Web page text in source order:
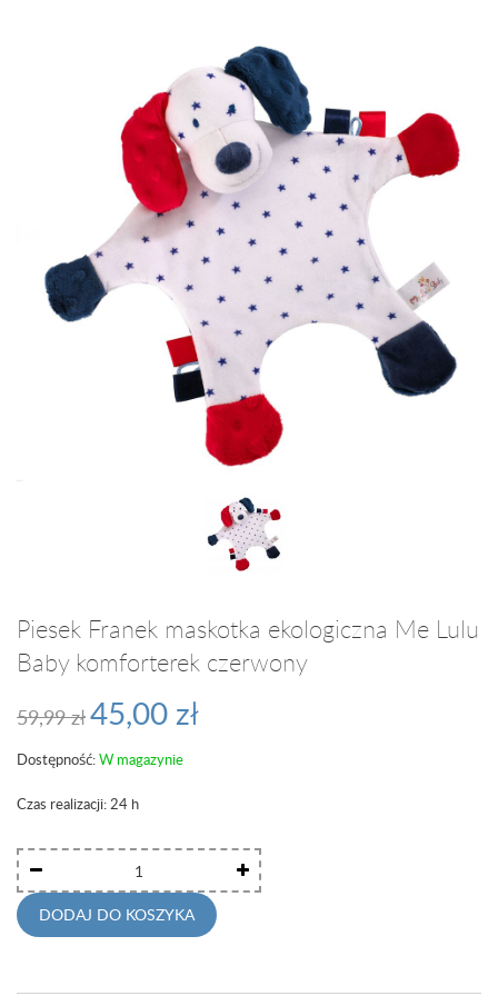
Piesek Franek maskotka ekologiczna Me Lulu
Baby komforterek czerwony
59,99 zł45,00 zł
Dostępność:W magazynie
Czas realizacji: 24 h
DODAJ DO KOSZYKA